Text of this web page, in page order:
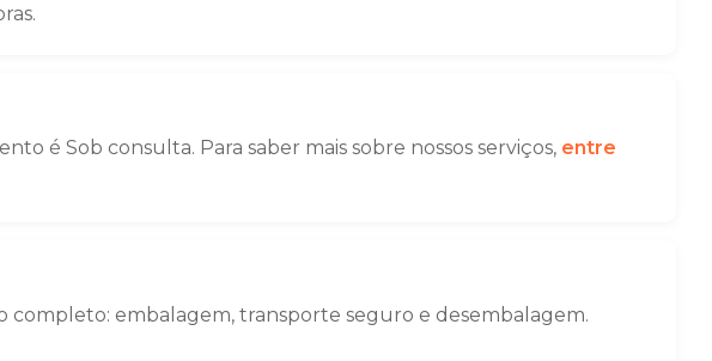
é Sob consulta. Para saber mais sobre nossos serviços, entre
completo: embalagem, transporte seguro e desembalagem.